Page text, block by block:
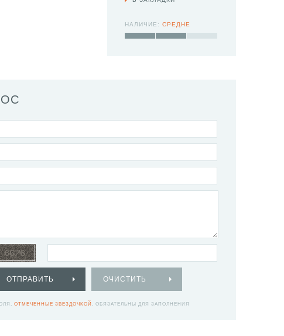
НАЛИЧИЕ: СРЕДНЕ
ОТПРАВИТЬ ОЧИСТИТЬ
ОТМЕЧЕННЫЕ ЗВЕЗДОЧКОЙ , ОБЯЗАТЕЛЬНЫ ДЛЯ ЗАПОЛНЕНИЯ